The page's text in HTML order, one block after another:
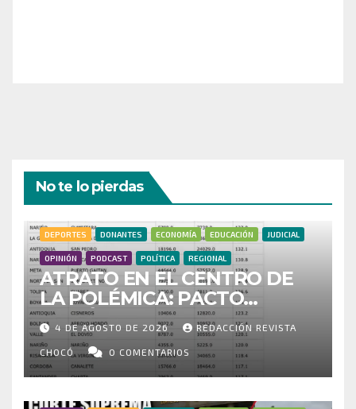
No te lo pierdas
DEPORTES DONANTES ECONOMÍA EDUCACIÓN JUDICIAL
OPINIÓN PODCAST POLÍTICA REGIONAL
ATRATO EN EL CENTRO DE
LA POLÉMICA: PACTO
HISTÓRICO CUESTIONA
CENSO ELECTORAL Y PIDE
INVESTIGAR PRESUNTO
FRAUDE
4 DE AGOSTO DE 2026 REDACCIÓN REVISTA
CHOCÓ 0 COMENTARIOS